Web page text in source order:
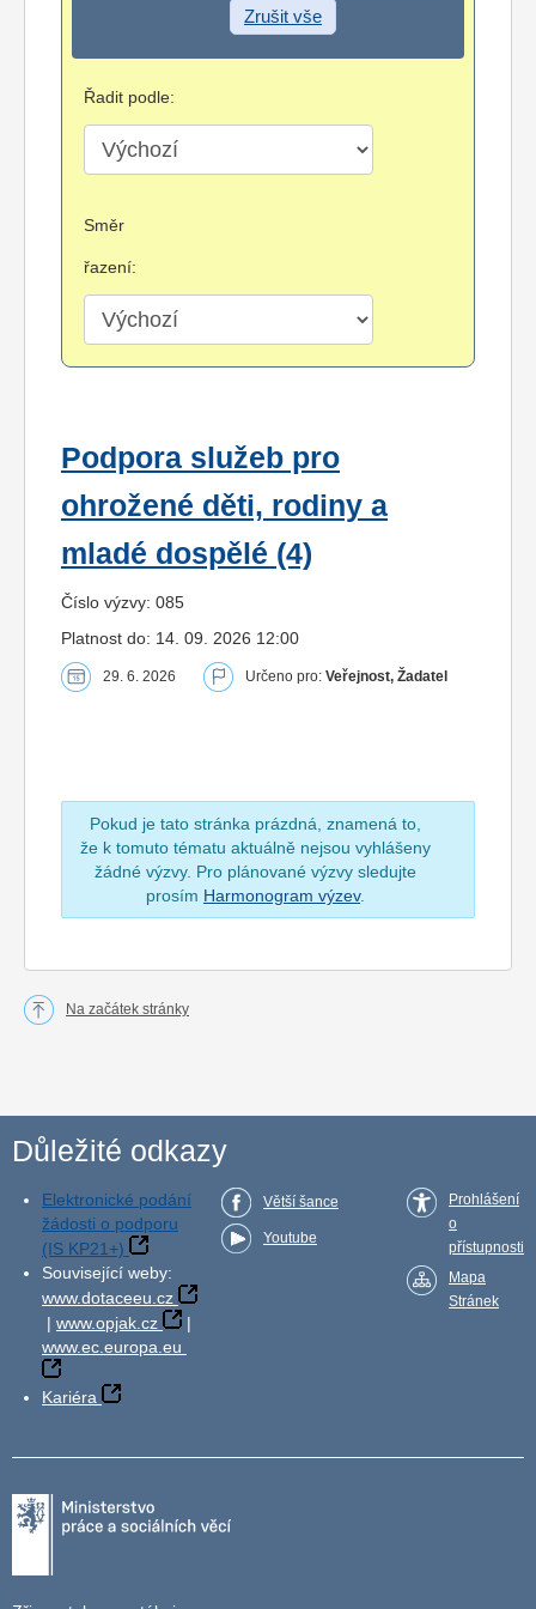
Zrušit vše
Řadit podle:
Směr
řazení:
Podpora služeb pro
ohrožené děti, rodiny a
mladé dospělé (4)
Číslo výzvy: 085
Platnost do: 14. 09. 2026 12:00
29. 6. 2026 Určeno pro: Veřejnost, Žadatel
Pokud je tato stránka prázdná, znamená to,
že k tomuto tématu aktuálně nejsou vyhlášeny
žádné výzvy. Pro plánované výzvy sledujte
prosím Harmonogram výzev.
Na začátek stránky
Důležité odkazy
Elektronické podání
žádosti o podporu
(IS KP21+)
Související weby:
www.dotaceeu.cz
| www.opjak.cz
|
www.ec.europa.eu
Kariéra
Větší šance
Youtube
Prohlášení
o
přístupnosti
Mapa
Stránek